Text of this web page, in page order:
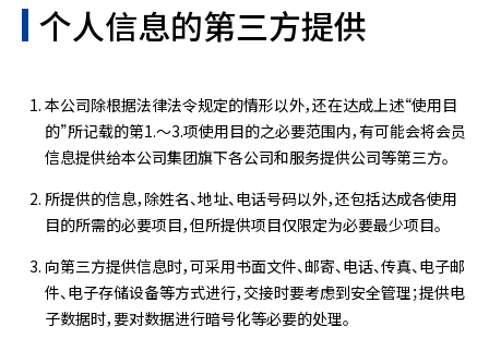
个人信息的第三方提供
本公司除根据法律法令规定的情形以外，还在达成上述“使用目
的”所记载的第1.～3.项使用目的之必要范围内，有可能会将会员
信息提供给本公司集团旗下各公司和服务提供公司等第三方。
所提供的信息，除姓名、地址、电话号码以外，还包括达成各使用
目的所需的必要项目，但所提供项目仅限定为必要最少项目。
向第三方提供信息时，可采用书面文件、邮寄、电话、传真、电子邮
件、电子存储设备等方式进行，交接时要考虑到安全管理；提供电
子数据时，要对数据进行暗号化等必要的处理。